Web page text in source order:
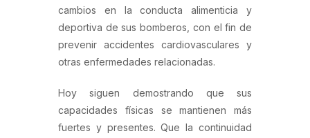
cambios en la conducta alimenticia y
deportiva de sus bomberos, con el fin de
prevenir accidentes cardiovasculares y
otras enfermedades relacionadas.
Hoy siguen demostrando que sus
capacidades físicas se mantienen más
fuertes y presentes. Que la continuidad